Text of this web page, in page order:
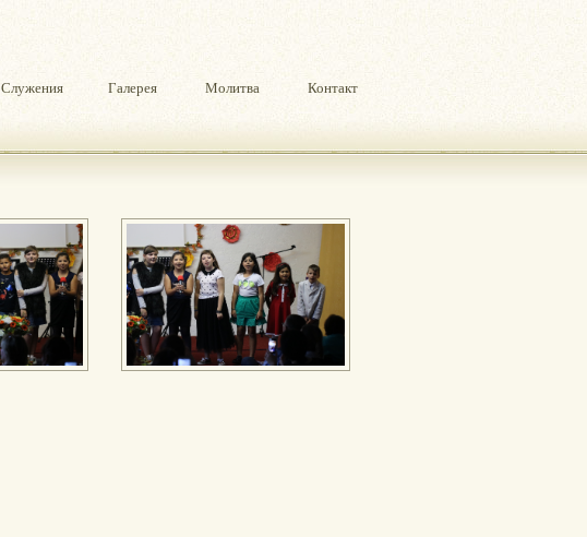
Служения Галерея Молитва Контакт